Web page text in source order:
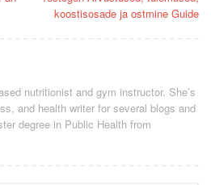
koostisosade ja ostmine Guide
nutritionist and gym instructor. She’s
and health writer for several blogs and
degree in Public Health from